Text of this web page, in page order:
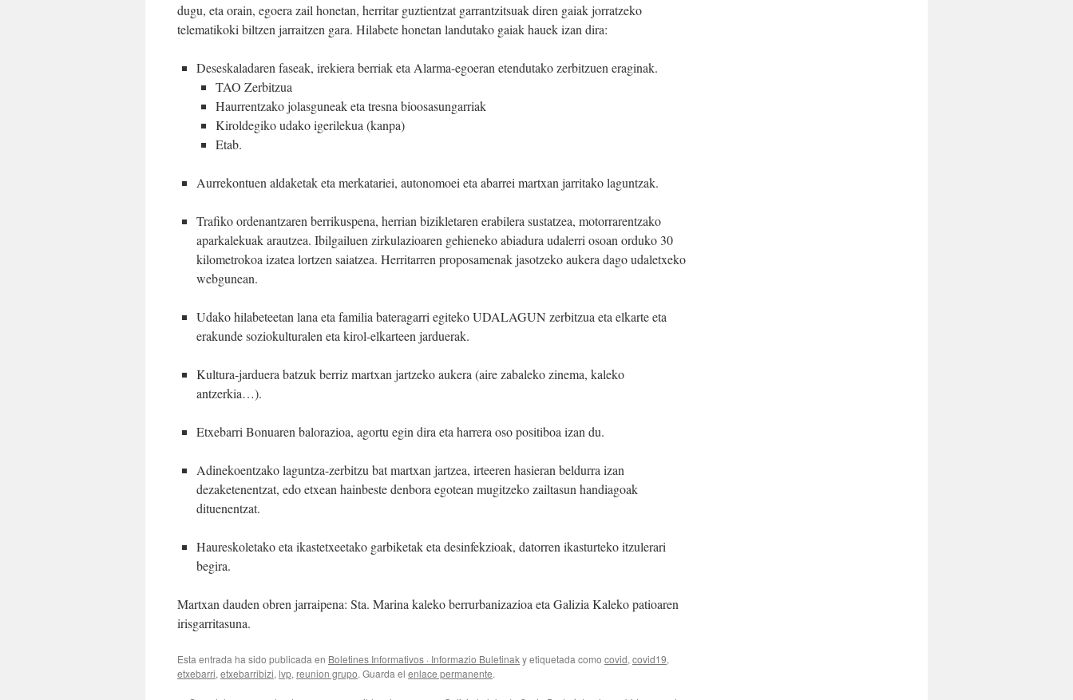
dugu, eta orain, egoera zail honetan, herritar guztientzat garrantzitsuak diren gaiak jorratzeko
telematikoki biltzen jarraitzen gara. Hilabete honetan landutako gaiak hauek izan dira:
Deseskaladaren faseak, irekiera berriak eta Alarma-egoeran etendutako zerbitzuen eraginak.
TAO Zerbitzua
Haurrentzako jolasguneak eta tresna bioosasungarriak
Kiroldegiko udako igerilekua (kanpa)
Etab.
Aurrekontuen aldaketak eta merkatariei, autonomoei eta abarrei martxan jarritako laguntzak.
Trafiko ordenantzaren berrikuspena, herrian bizikletaren erabilera sustatzea, motorrarentzako
aparkalekuak arautzea. Ibilgailuen zirkulazioaren gehieneko abiadura udalerri osoan orduko 30
kilometrokoa izatea lortzen saiatzea. Herritarren proposamenak jasotzeko aukera dago udaletxeko
webgunean.
Udako hilabeteetan lana eta familia bateragarri egiteko UDALAGUN zerbitzua eta elkarte eta
erakunde soziokulturalen eta kirol-elkarteen jarduerak.
Kultura-jarduera batzuk berriz martxan jartzeko aukera (aire zabaleko zinema, kaleko
antzerkia…).
Etxebarri Bonuaren balorazioa, agortu egin dira eta harrera oso positiboa izan du.
Adinekoentzako laguntza-zerbitzu bat martxan jartzea, irteeren hasieran beldurra izan
dezaketenentzat, edo etxean hainbeste denbora egotean mugitzeko zailtasun handiagoak
dituenentzat.
Haureskoletako eta ikastetxeetako garbiketak eta desinfekzioak, datorren ikasturteko itzulerari
begira.
Martxan dauden obren jarraipena: Sta. Marina kaleko berrurbanizazioa eta Galizia Kaleko patioaren
irisgarritasuna.
Esta entrada ha sido publicada en Boletines Informativos · Informazio Buletinaky etiquetada como covid, covid19,
etxebarri, etxebarribizi, lvp, reunion grupo. Guarda el enlace permanente.